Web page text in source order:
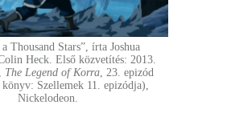
Thousand Stars”, írta Joshua
Heck. Első közvetítés: 2013.
The Legend of Korra, 23. epizód
Szellemek 11. epizódja),
Nickelodeon.